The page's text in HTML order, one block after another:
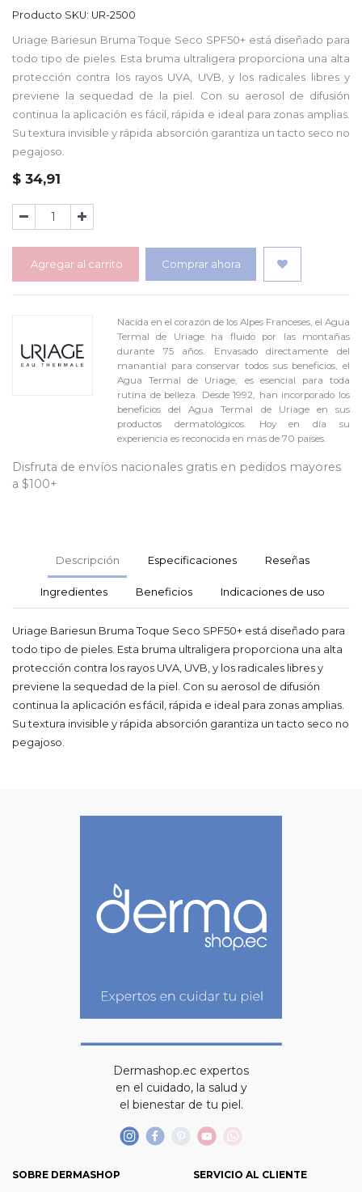
Producto SKU: UR-2500
Uriage Bariesun Bruma Toque Seco SPF50+ está diseñado para
todo tipo de pieles. Esta bruma ultraligera proporciona una alta
protección contra los rayos UVA, UVB, y los radicales libres y
previene la sequedad de la piel. Con su aerosol de difusión
continua la aplicación es fácil, rápida e ideal para zonas amplias.
Su textura invisible y rápida absorción garantiza un tacto seco no
pegajoso.
$ 34,91
Agregar al carrito Comprar ahora
Nacida en el corazón de los Alpes Franceses, el Agua
Termal de Uriage ha fluido por las montañas
durante 75 años. Envasado directamente del
manantial para conservar todos sus beneficios, el
Agua Termal de Uriage, es esencial para toda
rutina de belleza. Desde 1992, han incorporado los
beneficios del Agua Termal de Uriage en sus
productos dermatológicos. Hoy en día su
experiencia es reconocida en más de 70 países.
Disfruta de envíos nacionales gratis en pedidos mayores
a $100+
Descripción Especificaciones Reseñas
Ingredientes Beneficios Indicaciones de uso
Uriage Bariesun Bruma Toque Seco SPF50+ está diseñado para
todo tipo de pieles. Esta bruma ultraligera proporciona una alta
protección contra los rayos UVA, UVB, y los radicales libres y
previene la sequedad de la piel. Con su aerosol de difusión
continua la aplicación es fácil, rápida e ideal para zonas amplias.
Su textura invisible y rápida absorción garantiza un tacto seco no
pegajoso.
Dermashop.ec expertos
en el cuidado, la salud y
el bienestar de tu piel.
SOBRE DERMASHOP SERVICIO AL CLIENTE